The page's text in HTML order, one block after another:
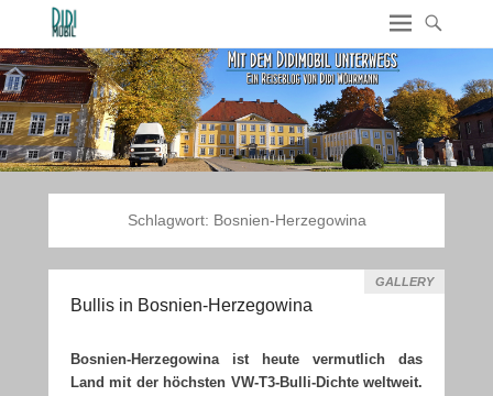
Schlagwort: Bosnien-Herzegowina
Bullis in Bosnien-Herzegowina
GALLERY
Bosnien-Herzegowina ist heute vermutlich das
Land mit der höchsten VW-T3-Bulli-Dichte weltweit.